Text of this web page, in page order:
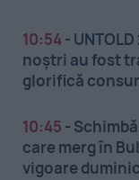
10:54-
noștri au fost
glorifică
10:45 -
care merg în
vigoare